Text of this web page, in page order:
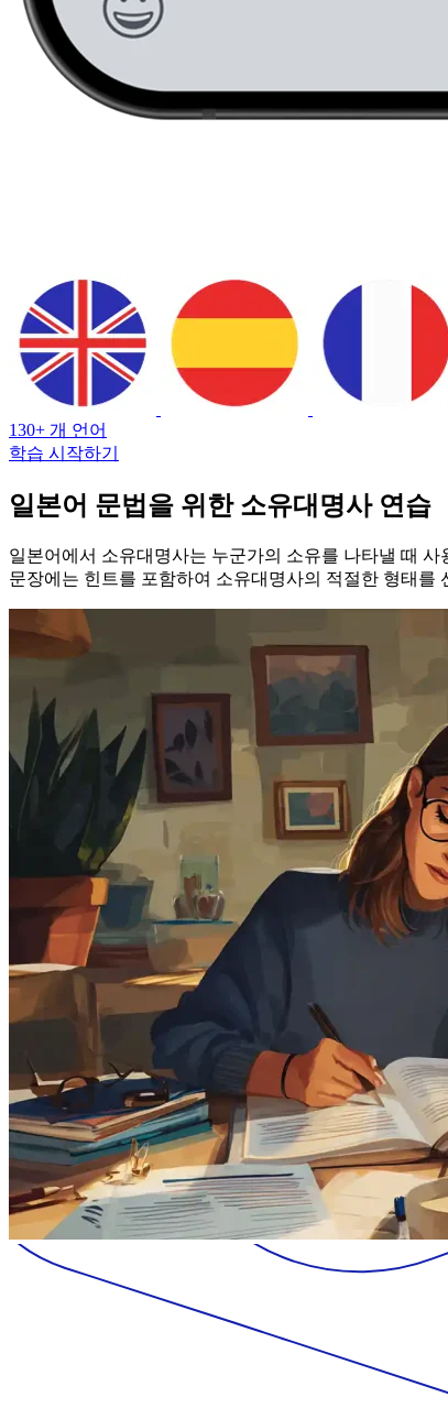
130+ 개 언어
학습 시작하기
일본어 문법을 위한 소유대명사 연습
일본어에서 소유대명사는 누군가의 소유를 나타낼 때
문장에는 힌트를 포함하여 소유대명사의 적절한 형태를